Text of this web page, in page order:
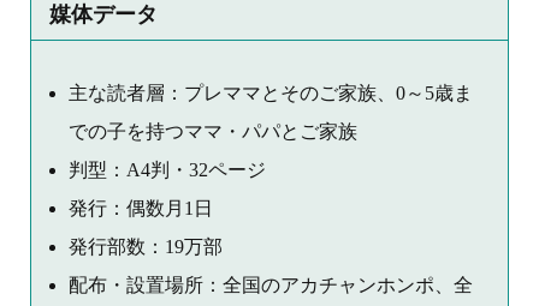
媒体データ
主な読者層：プレママとそのご家族、0～5歳ま
での子を持つママ・パパとご家族
判型：A4判・32ページ
発行：偶数月1日
発行部数：19万部
配布・設置場所：全国のアカチャンホンポ、全